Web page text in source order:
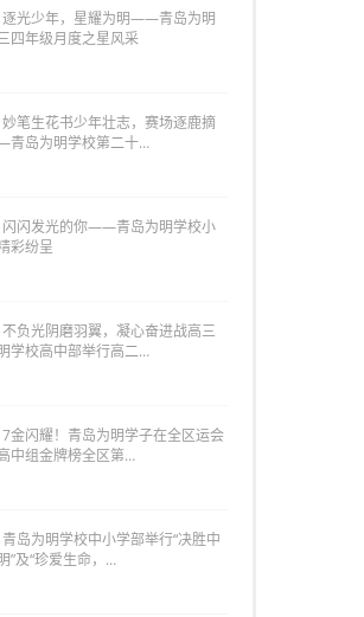
逐光少年，星耀为明——青岛为明
学校小学部三四年级月度之星风采
妙笔生花书少年壮志，赛场逐鹿摘
语文桂冠——青岛为明学校第二十…
闪闪发光的你——青岛为明学校小
学部艺术节精彩纷呈
不负光阴磨羽翼，凝心奋进战高三
——青岛为明学校高中部举行高二…
7金闪耀！青岛为明学子在全区运会
斩获佳绩，高中组金牌榜全区第…
青岛为明学校中小学部举行“决胜中
考，圆梦为明”及“珍爱生命，…